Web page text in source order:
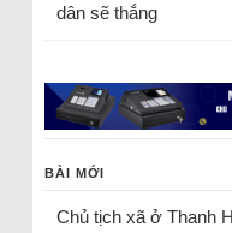
dân sẽ thắng
BÀI MỚI
Chủ tịch xã ở Thanh